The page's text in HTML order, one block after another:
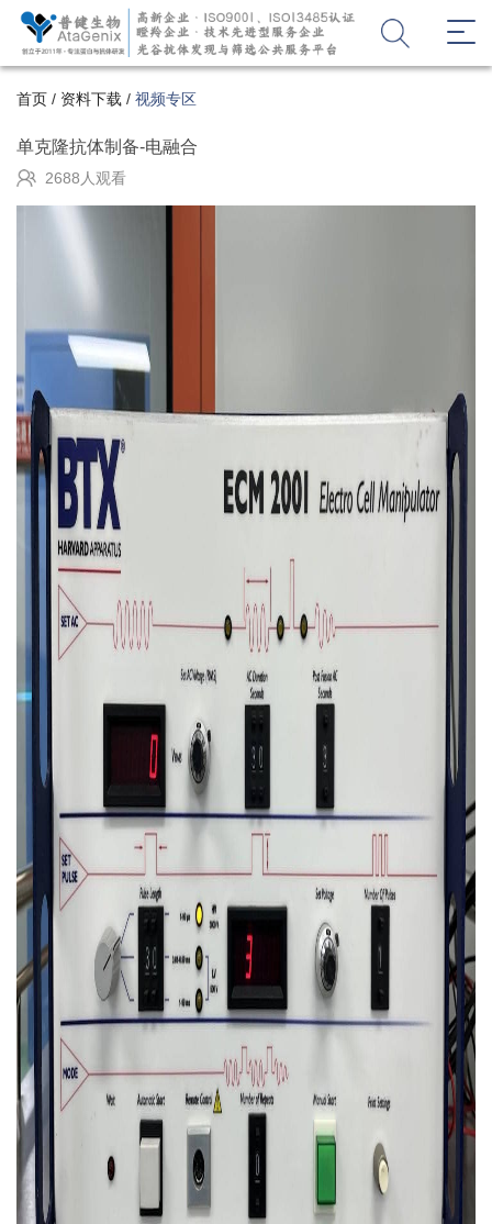
首页 / 资料下载 / 视频专区
单克隆抗体制备-电融合
2688人观看